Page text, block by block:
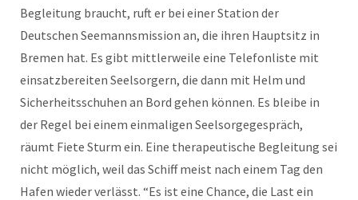
Begleitung braucht, ruft er bei einer Station der
Deutschen Seemannsmission an, die ihren Hauptsitz in
Bremen hat. Es gibt mittlerweile eine Telefonliste mit
einsatzbereiten Seelsorgern, die dann mit Helm und
Sicherheitsschuhen an Bord gehen können. Es bleibe in
der Regel bei einem einmaligen Seelsorgegespräch,
räumt Fiete Sturm ein. Eine therapeutische Begleitung sei
nicht möglich, weil das Schiff meist nach einem Tag den
Hafen wieder verlässt. “Es ist eine Chance, die Last ein